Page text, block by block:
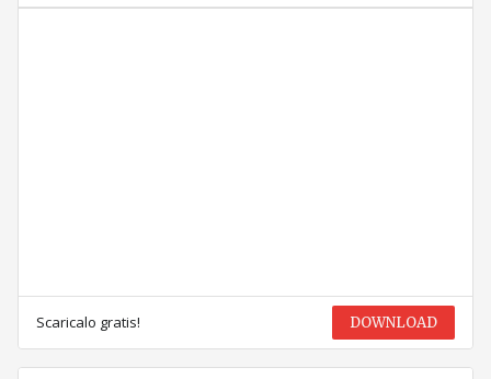
Scaricalo gratis! DOWNLOAD